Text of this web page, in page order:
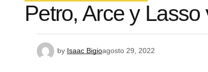
Petro, Arce y
by Isaac Bigioagosto 29, 2022